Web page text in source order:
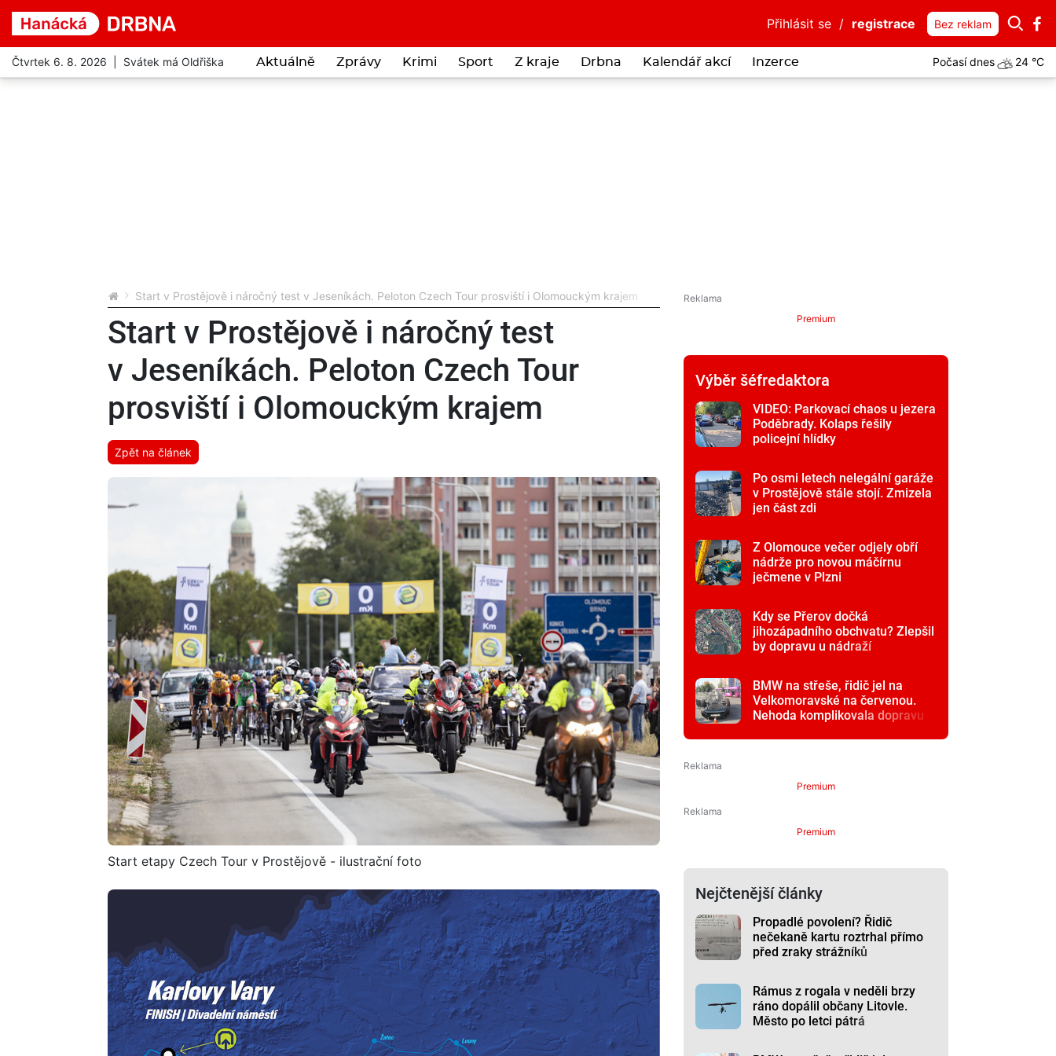
Přihlásit se / registrace Bez reklam
Čtvrtek 6. 8. 2026 | Svátek má Oldřiška Aktuálně Zprávy Krimi Sport Z kraje Drbna Kalendář akcí Inzerce Počasí dnes 24 °C
Start v Prostějově i náročný test v Jeseníkách. Peloton Czech Tour prosviští i Olomouckým krajem
Start v Prostějově i náročný test
v Jeseníkách. Peloton Czech Tour
prosviští i Olomouckým krajem
Zpět na článek
Start etapy Czech Tour v Prostějově - ilustrační foto
Premium
Výběr šéfredaktora
VIDEO: Parkovací chaos u jezera
Poděbrady. Kolaps řešily
policejní hlídky
Po osmi letech nelegální garáže
v Prostějově stále stojí. Zmizela
jen část zdi
Z Olomouce večer odjely obří
nádrže pro novou máčírnu
ječmene v Plzni
Kdy se Přerov dočká
jihozápadního obchvatu? Zlepšil
by dopravu u nádraží
BMW na střeše, řidič jel na
Velkomoravské na červenou.
Nehoda komplikovala dopravu
Premium
Premium
Nejčtenější články
Propadlé povolení? Řidič
nečekaně kartu roztrhal přímo
před zraky strážníků
Rámus z rogala v neděli brzy
ráno dopálil občany Litovle.
Město po letci pátrá